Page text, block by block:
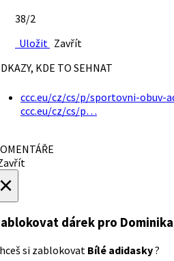
38/2
Uložit Zavřít
KDE TO SEHNAT
ccc.eu/cz/cs/p/sportovni-obuv-
ccc.eu/cz/cs/p…
dárek pro
si zablokovat Bílé adidasky?